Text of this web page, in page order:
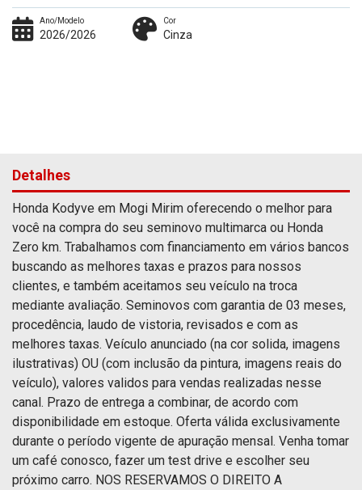
Ano/Modelo
2026/2026
Cor
Cinza
Detalhes
Honda Kodyve em Mogi Mirim oferecendo o melhor para
você na compra do seu seminovo multimarca ou Honda
Zero km. Trabalhamos com financiamento em vários bancos
buscando as melhores taxas e prazos para nossos
clientes, e também aceitamos seu veículo na troca
mediante avaliação. Seminovos com garantia de 03 meses,
procedência, laudo de vistoria, revisados e com as
melhores taxas. Veículo anunciado (na cor solida, imagens
ilustrativas) OU (com inclusão da pintura, imagens reais do
veículo), valores validos para vendas realizadas nesse
canal. Prazo de entrega a combinar, de acordo com
disponibilidade em estoque. Oferta válida exclusivamente
durante o período vigente de apuração mensal. Venha tomar
um café conosco, fazer um test drive e escolher seu
próximo carro. NOS RESERVAMOS O DIREITO A